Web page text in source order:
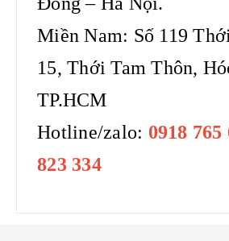
Miền Nam: Số 119
15, Thới Tam Thôn,
TP.HCM
Hotline/zalo: 0918 765
823 334